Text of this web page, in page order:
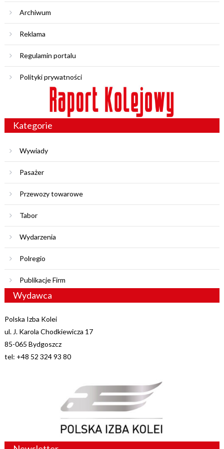
Archiwum
Reklama
Regulamin portalu
Polityki prywatności
Kategorie
Wywiady
Pasażer
Przewozy towarowe
Tabor
Wydarzenia
Polregio
Publikacje Firm
Wydawca
Polska Izba Kolei
ul. J. Karola Chodkiewicza 17
85-065 Bydgoszcz
tel: +48 52 324 93 80